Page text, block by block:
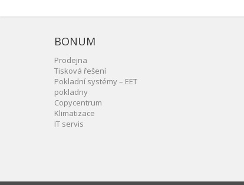
BONUM
Prodejna
Tisková řešení
Pokladní systémy – EET
pokladny
Copycentrum
Klimatizace
IT servis